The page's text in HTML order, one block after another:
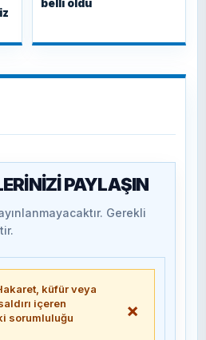
belli oldu
PAYLAŞIN
Gerekli
küfür veya
içeren
sorumluluğu
×